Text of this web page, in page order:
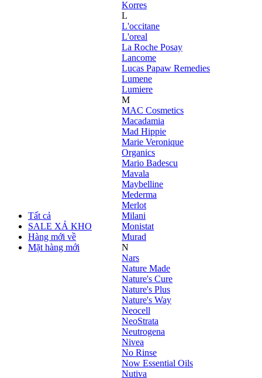
Tất cả
SALE XẢ KHO
Hàng mới về
Mặt hàng mới
Korres
L
L'occitane
L'oreal
La Roche Posay
Lancome
Lucas Papaw Remedies
Lumene
Lumiere
M
MAC Cosmetics
Macadamia
Mad Hippie
Marie Veronique
Organics
Mario Badescu
Mavala
Maybelline
Mederma
Merlot
Milani
Monistat
Murad
N
Nars
Nature Made
Nature's Cure
Nature's Plus
Nature's Way
Neocell
NeoStrata
Neutrogena
Nivea
No Rinse
Now Essential Oils
Nutiva